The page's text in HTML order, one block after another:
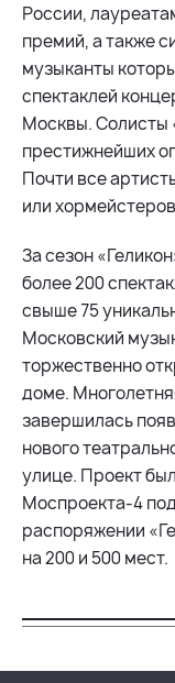
России,
премий, а также
музыканты
спектаклей
Москвы. Солисты
престижнейших
Почти все
или
За сезон
более 200
свыше 75
Московский
торжественно
доме.
завершилась
нового
улице. Проект
Моспроекта-4
распоряжении
на 200 и 500 мест.